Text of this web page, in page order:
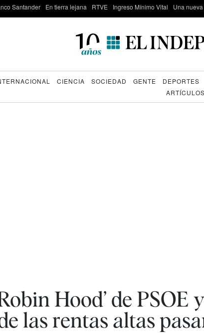
Santander En tierra lejana RTVE Ingreso Mínimo Vital Una
CIENCIA SOCIEDAD GENTE DEPORTES
ARTÍCULOS
Hood’ de PSOE
las rentas altas